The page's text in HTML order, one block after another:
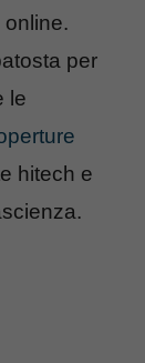
online.
per
le
hitech e